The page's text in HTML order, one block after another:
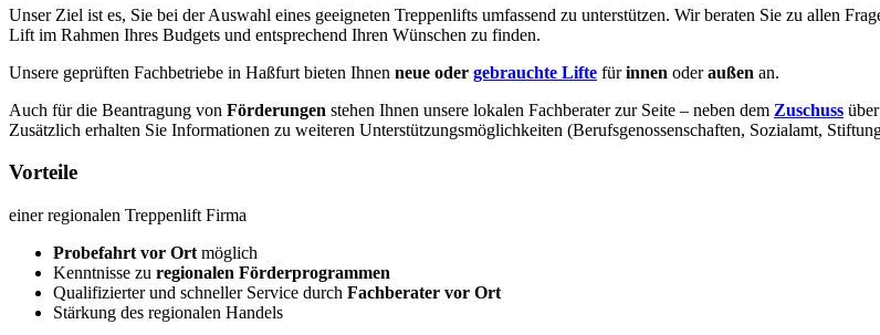
Unser Ziel ist es, Sie bei der Auswahl eines geeigneten Treppenlifts umfassend zu unterstützen. Wir beraten Sie zu allen
Lift im Rahmen Ihres Budgets und entsprechend Ihren Wünschen zu finden.
Unsere geprüften Fachbetriebe in Haßfurt bieten Ihnen neue oder gebrauchte Lifte fürinnen oderaußen an.
Auch für die Beantragung von Förderungen stehen Ihnen unsere lokalen Fachberater zur Seite – neben dem Zuschuss
Zusätzlich erhalten Sie Informationen zu weiteren Unterstützungsmöglichkeiten (Berufsgenossenschaften, Sozialamt,
Vorteile
einer regionalen Treppenlift Firma
Probefahrt vor Ort möglich
Kenntnisse zu regionalen Förderprogrammen
Qualifizierter und schneller Service durch Fachberater vor Ort
Stärkung des regionalen Handels